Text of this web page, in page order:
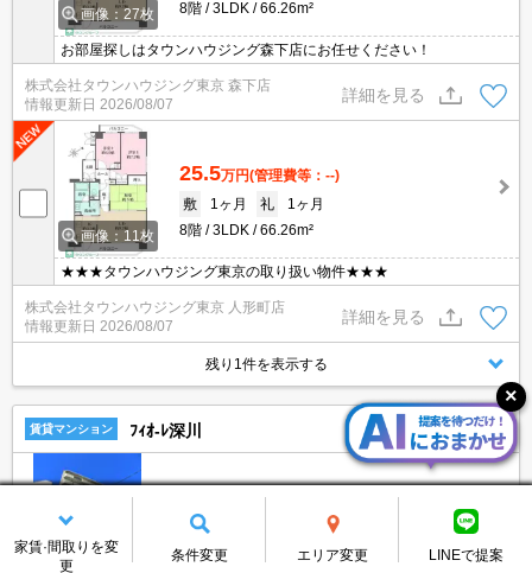
画像：27枚
8階
3LDK 66.26m²
お部屋探しはタウンハウジング森下店にお任せください！
株式会社タウンハウジング東京 森下店
情報更新日 2026/08/07
詳細を見る
画像：11枚
25.5万円(管理費等：--)
敷
1ヶ月 礼
1ヶ月
8階
3LDK 66.26m²
★★★タウンハウジング東京の取り扱い物件★★★
株式会社タウンハウジング東京 人形町店
情報更新日 2026/08/07
詳細を見る
残り1件を表示する
賃貸マンション ﾌｨｵ-ﾚ深川
東京都江東区深川2丁目
築27年
家賃·間取りを変
更
条件変更 エリア変更 LINEで提案